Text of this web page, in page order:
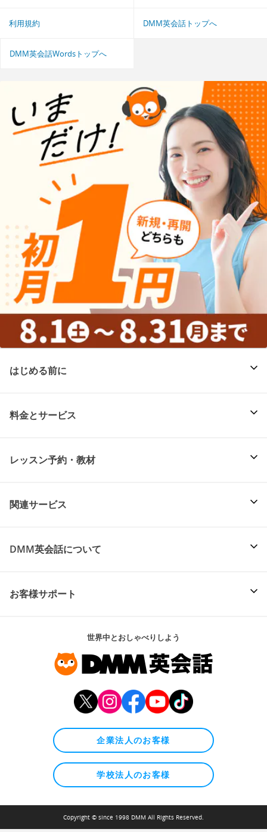
利用規約 DMM英会話トップへ
DMM英会話Wordsトップへ
はじめる前に
料金とサービス
レッスン予約・教材
関連サービス
DMM英会話について
お客様サポート
世界中とおしゃべりしよう
企業法人のお客様
学校法人のお客様
Copyright © since 1998 DMM All Rights Reserved.